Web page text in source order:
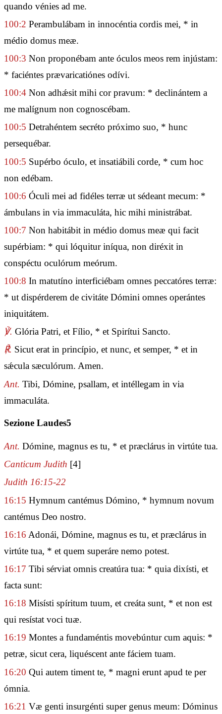
quando vénies ad me.
100:2 Perambulábam in innocéntia cordis mei, * in
médio domus meæ.
100:3 Non proponébam ante óculos meos rem injústam:
* faciéntes prævaricatiónes odívi.
100:4 Non adhǽsit mihi cor pravum: * declinántem a
me malígnum non cognoscébam.
100:5 Detrahéntem secréto próximo suo, * hunc
persequébar.
100:5 Supérbo óculo, et insatiábili corde, * cum hoc
non edébam.
100:6 Óculi mei ad fidéles terræ ut sédeant mecum: *
ámbulans in via immaculáta, hic mihi ministrábat.
100:7 Non habitábit in médio domus meæ qui facit
supérbiam: * qui lóquitur iníqua, non diréxit in
conspéctu oculórum meórum.
100:8 In matutíno interficiébam omnes peccatóres terræ:
* ut dispérderem de civitáte Dómini omnes operántes
iniquitátem.
℣. Glória Patri, et Fílio, * et Spirítui Sancto.
℟. Sicut erat in princípio, et nunc, et semper, * et in
sǽcula sæculórum. Amen.
Ant. Tibi, Dómine, psallam, et intéllegam in via
immaculáta.
Sezione Laudes5
Ant. Dómine, magnus es tu, * et præclárus in virtúte tua.
Canticum Judith [4]
Judith 16:15-22
16:15 Hymnum cantémus Dómino, * hymnum novum
cantémus Deo nostro.
16:16 Adonái, Dómine, magnus es tu, et præclárus in
virtúte tua, * et quem superáre nemo potest.
16:17 Tibi sérviat omnis creatúra tua: * quia dixísti, et
facta sunt:
16:18 Misísti spíritum tuum, et creáta sunt, * et non est
qui resístat voci tuæ.
16:19 Montes a fundaméntis movebúntur cum aquis: *
petræ, sicut cera, liquéscent ante fáciem tuam.
16:20 Qui autem timent te, * magni erunt apud te per
ómnia.
16:21 Væ genti insurgénti super genus meum: Dóminus